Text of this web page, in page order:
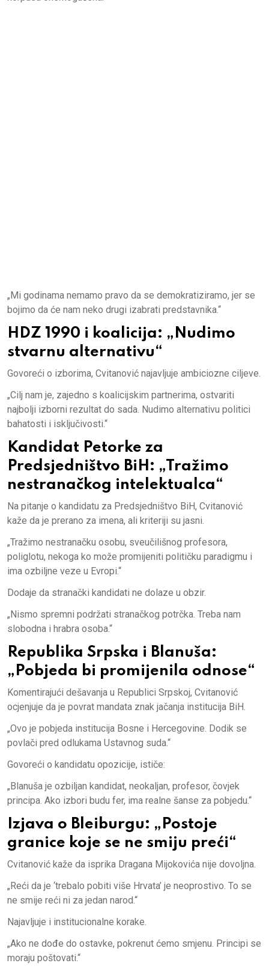
„Mi godinama nemamo pravo da se demokratiziramo, jer se
bojimo da će nam neko drugi izabrati predstavnika.“
HDZ 1990 i koalicija: „Nudimo
stvarnu alternativu“
Govoreći o izborima, Cvitanović najavljuje ambiciozne ciljeve.
„Cilj nam je, zajedno s koalicijskim partnerima, ostvariti
najbolji izborni rezultat do sada. Nudimo alternativu politici
bahatosti i isključivosti.“
Kandidat Petorke za
Predsjedništvo BiH: „Tražimo
nestranačkog intelektualca“
Na pitanje o kandidatu za Predsjedništvo BiH, Cvitanović
kaže da je prerano za imena, ali kriteriji su jasni.
„Tražimo nestranačku osobu, sveučilišnog profesora,
poliglotu, nekoga ko može promijeniti političku paradigmu i
ima ozbiljne veze u Evropi.“
Dodaje da stranački kandidati ne dolaze u obzir.
„Nismo spremni podržati stranačkog potrčka. Treba nam
slobodna i hrabra osoba.“
Republika Srpska i Blanuša:
„Pobjeda bi promijenila odnose“
Komentirajući dešavanja u Republici Srpskoj, Cvitanović
ocjenjuje da je povrat mandata znak jačanja institucija BiH.
„Ovo je pobjeda institucija Bosne i Hercegovine. Dodik se
povlači pred odlukama Ustavnog suda.“
Govoreći o kandidatu opozicije, ističe:
„Blanuša je ozbiljan kandidat, neokaljan, profesor, čovjek
principa. Ako izbori budu fer, ima realne šanse za pobjedu.“
Izjava o Bleiburgu: „Postoje
granice koje se ne smiju preći“
Cvitanović kaže da isprika Dragana Mijokovića nije dovoljna.
„Reći da je ‘trebalo pobiti više Hrvata’ je neoprostivo. To se
ne smije reći ni za jedan narod.“
Najavljuje i institucionalne korake.
„Ako ne dođe do ostavke, pokrenut ćemo smjenu. Principi se
moraju poštovati.“